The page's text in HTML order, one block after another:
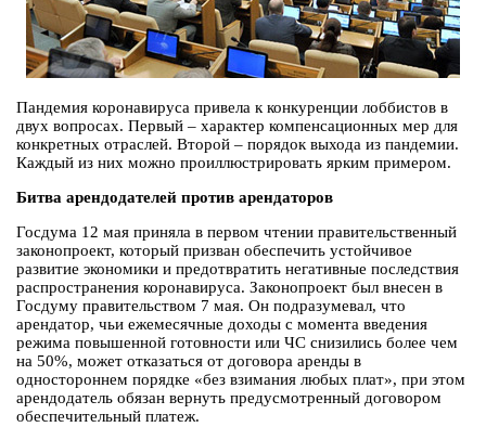
Пандемия коронавируса привела к конкуренции лоббистов в
двух вопросах. Первый – характер компенсационных мер для
конкретных отраслей. Второй – порядок выхода из пандемии.
Каждый из них можно проиллюстрировать ярким примером.
Битва арендодателей против арендаторов
Госдума 12 мая приняла в первом чтении правительственный
законопроект, который призван обеспечить устойчивое
развитие экономики и предотвратить негативные последствия
распространения коронавируса. Законопроект был внесен в
Госдуму правительством 7 мая. Он подразумевал, что
арендатор, чьи ежемесячные доходы с момента введения
режима повышенной готовности или ЧС снизились более чем
на 50%, может отказаться от договора аренды в
одностороннем порядке «без взимания любых плат», при этом
арендодатель обязан вернуть предусмотренный договором
обеспечительный платеж.